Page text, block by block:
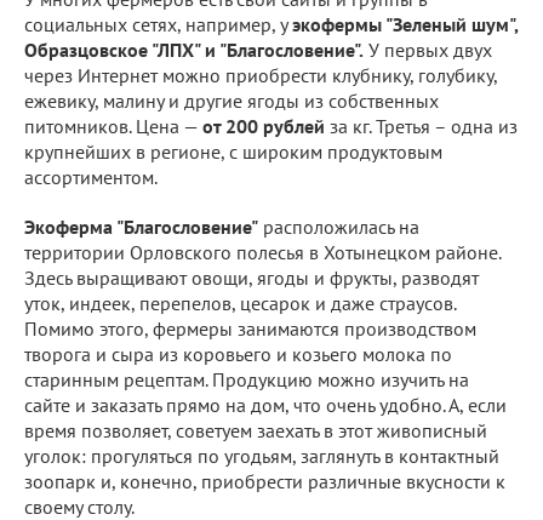
социальных сетях, например, уэкофермы "Зеленый шум",
Образцовское "ЛПХ" и "Благословение". У первых двух
через Интернет можно приобрести клубнику, голубику,
ежевику, малину и другие ягоды из собственных
питомников. Цена — от 200 рублей за кг. Третья – одна из
крупнейших в регионе, с широким продуктовым
ассортиментом.
Экоферма "Благословение" расположилась на
территории Орловского полесья в Хотынецком районе.
Здесь выращивают овощи, ягоды и фрукты, разводят
уток, индеек, перепелов, цесарок и даже страусов.
Помимо этого, фермеры занимаются производством
творога и сыра из коровьего и козьего молока по
старинным рецептам. Продукцию можно изучить на
сайте и заказать прямо на дом, что очень удобно. А, если
время позволяет, советуем заехать в этот живописный
уголок: прогуляться по угодьям, заглянуть в контактный
зоопарк и, конечно, приобрести различные вкусности к
своему столу.